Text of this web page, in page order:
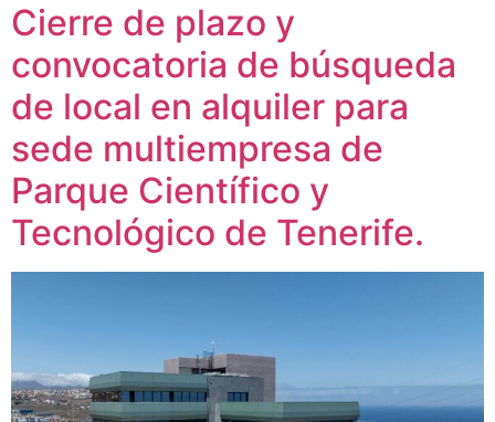
Cierre de plazo y
convocatoria de búsqueda
de local en alquiler para
sede multiempresa de
Parque Científico y
Tecnológico de Tenerife.